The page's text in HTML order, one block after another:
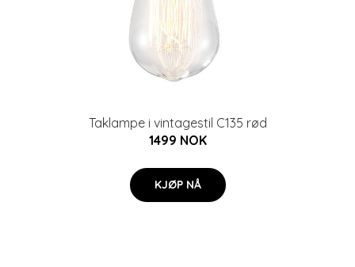
Taklampe i vintagestil C135 rød
1499 NOK
KJØP NÅ